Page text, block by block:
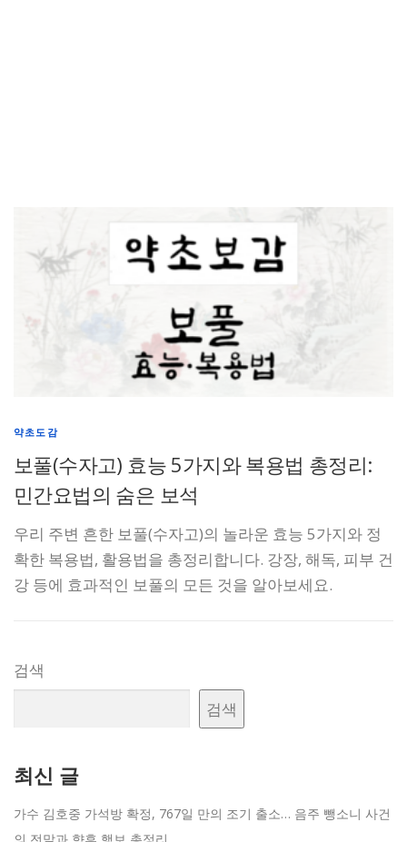
약초도감
보풀(수자고) 효능 5가지와 복용법 총정리:
민간요법의 숨은 보석
우리 주변 흔한 보풀(수자고)의 놀라운 효능 5가지와 정
확한 복용법, 활용법을 총정리합니다. 강장, 해독, 피부 건
강 등에 효과적인 보풀의 모든 것을 알아보세요.
검색
검색
최신 글
가수 김호중 가석방 확정, 767일 만의 조기 출소… 음주 뺑소니 사건